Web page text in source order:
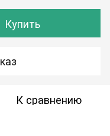
Купить
К сравнению